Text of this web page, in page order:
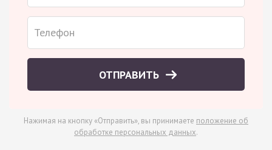
ОТПРАВИТЬ
Нажимая на кнопку «Отправить», вы принимаете положение об
обработке персональных данных.